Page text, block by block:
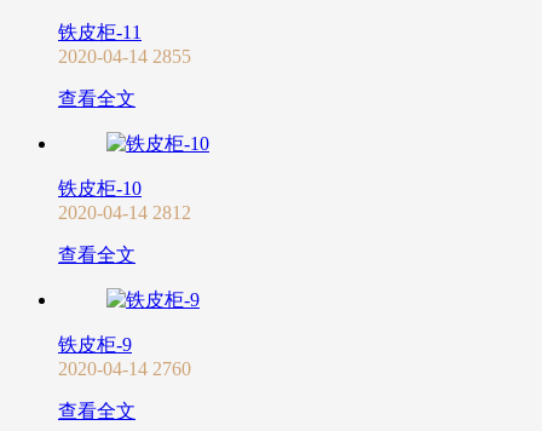
铁皮柜-11
2020-04-14 2855
查看全文
铁皮柜-10
2020-04-14 2812
查看全文
铁皮柜-9
2020-04-14 2760
查看全文